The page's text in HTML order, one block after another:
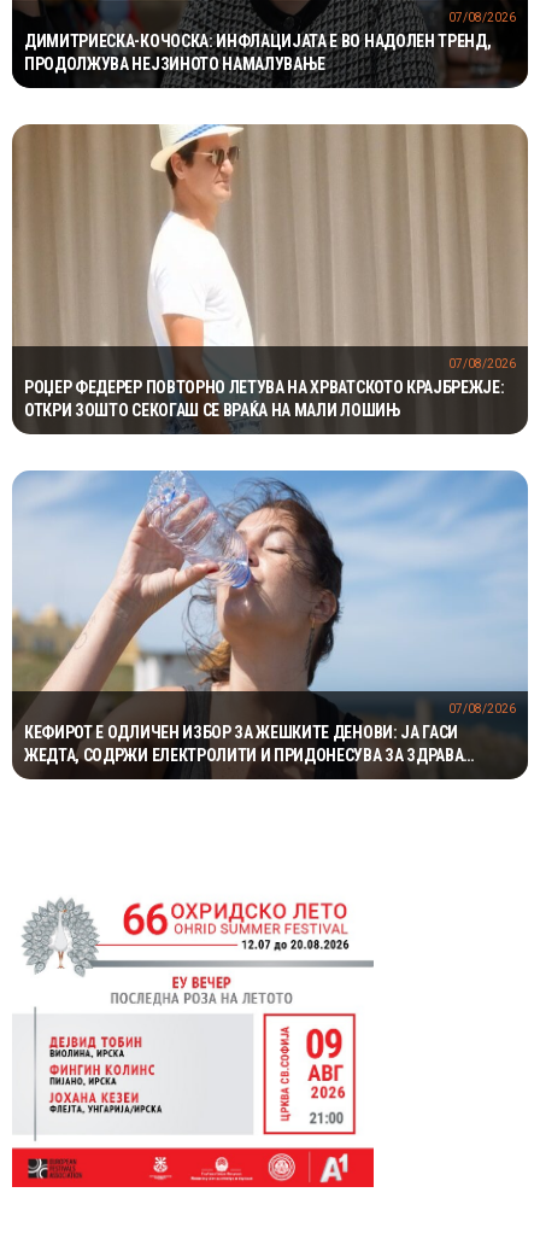
ДИМИТРИЕСКА-КОЧОСКА: ИНФЛАЦИЈАТА Е ВО НАДОЛЕН ТРЕНД,
ПРОДОЛЖУВА НЕЈЗИНОТО НАМАЛУВАЊЕ
07/08/2026
РОЏЕР ФЕДЕРЕР ПОВТОРНО ЛЕТУВА НА ХРВАТСКОТО КРАЈБРЕЖЈЕ:
ОТКРИ ЗОШТО СЕКОГАШ СЕ ВРАЌА НА МАЛИ ЛОШИЊ
07/08/2026
КЕФИРОТ Е ОДЛИЧЕН ИЗБОР ЗА ЖЕШКИТЕ ДЕНОВИ: ЈА ГАСИ
ЖЕДТА, СОДРЖИ ЕЛЕКТРОЛИТИ И ПРИДОНЕСУВА ЗА ЗДРАВА
ДИГЕСТИЈА
07/08/2026